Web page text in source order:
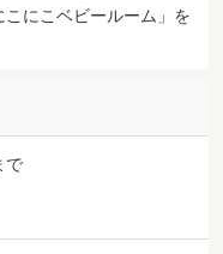
こにこベビールーム」を
で